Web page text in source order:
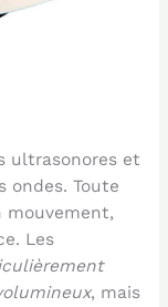
ultrasonores et
ondes. Toute
mouvement,
Les
, mais